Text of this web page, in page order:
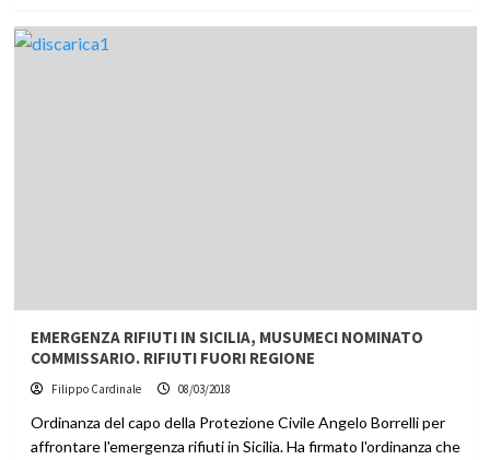
EMERGENZA RIFIUTI IN SICILIA, MUSUMECI NOMINATO
COMMISSARIO. RIFIUTI FUORI REGIONE
Filippo Cardinale 08/03/2018
Ordinanza del capo della Protezione Civile Angelo Borrelli per
affrontare l'emergenza rifiuti in Sicilia. Ha firmato l'ordinanza che